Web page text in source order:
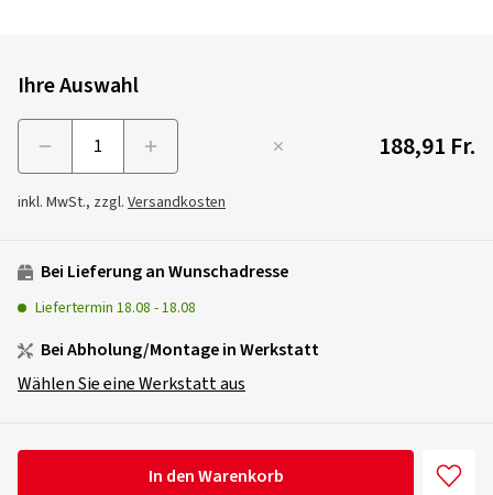
Ihre Auswahl
188,91 Fr.
inkl. MwSt., zzgl. Versandkosten
Bei Lieferung an Wunschadresse
Liefertermin 18.08 -18.08
Bei Abholung/Montage in Werkstatt
Wählen Sie eine Werkstatt aus
In den Warenkorb